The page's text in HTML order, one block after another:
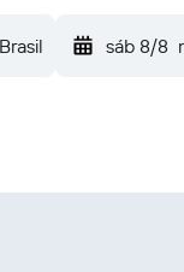
sáb 8/8